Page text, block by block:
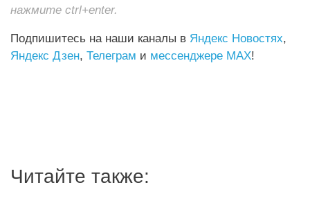
нажмите ctrl+enter.
Подпишитесь на наши каналы в Яндекс Новостях,
Яндекс Дзен, Телеграм и мессенджере MAX!
Читайте также: